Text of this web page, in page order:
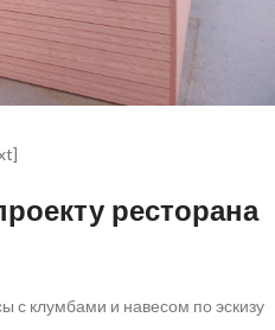
ресторана
с клумбами и навесом по эскизу